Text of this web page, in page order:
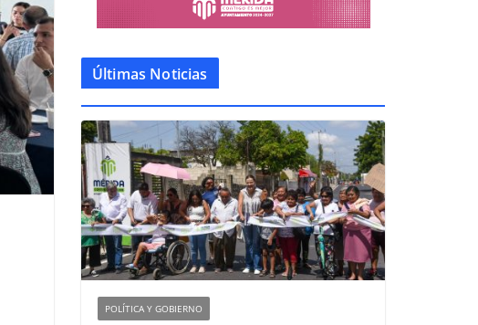
Últimas Noticias
POLÍTICA Y GOBIERNO